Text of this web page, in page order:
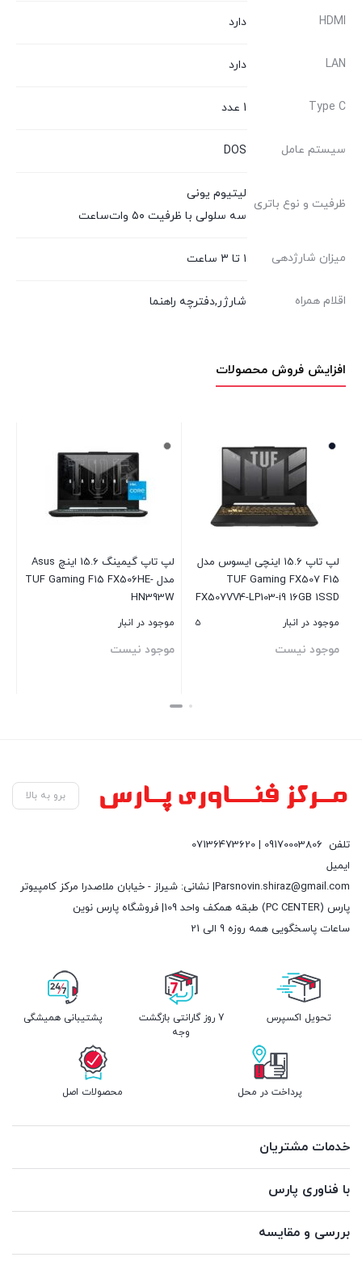
HDMI دارد
LAN دارد
Type C 1 عدد
سیستم عامل DOS
ظرفیت و نوع باتری
لیتیوم یونی
سه سلولی با ظرفیت ۵۰ وات‌ساعت
میزان شارژدهی ۱ تا ۳ ساعت
اقلام همراه شارژر,دفترچه راهنما
افزایش فروش محصولات
لپ تاپ 15.6 اینچی ایسوس مدل
TUF Gaming FX507 F15
FX507VV4-LP103-i9 16GB 1SSD
موجود در انبار 5
موجود نیست
لپ تاپ گیمینگ 15.6 اینچ Asus
مدل TUF Gaming F15 FX506HE-
HN393W
موجود در انبار
موجود نیست
بستن
برو به بالا
تلفن 09170003806 | 07136473620
ایمیل
Parsnovin.shiraz@gmail.com| نشانی: شیراز - خیابان ملاصدرا مرکز کامپیوتر
پارس (PC CENTER) طبقه همکف واحد 109| فروشگاه پارس نوین
ساعات پاسخگویی همه روزه 9 الی 21
تحویل اکسپرس
7 روز گارانتی بازگشت
وجه
پشتیبانی همیشگی
پرداخت در محل محصولات اصل
خدمات مشتریان
با فناوری پارس
بررسی و مقایسه